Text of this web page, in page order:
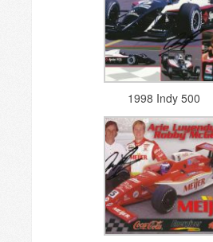
1998 Indy 500